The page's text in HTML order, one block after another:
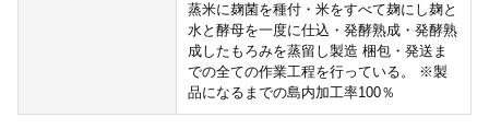
蒸米に麹菌を種付・米をすべて麹にし麹と
水と酵母を一度に仕込・発酵熟成・発酵熟
成したもろみを蒸留し製造 梱包・発送ま
での全ての作業工程を行っている。 ※製
品になるまでの島内加工率100％